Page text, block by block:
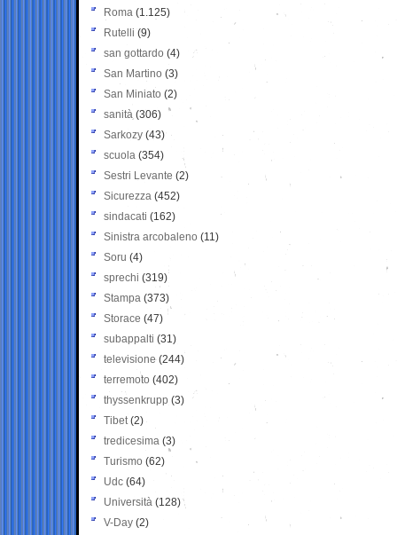
Roma (1.125)
Rutelli (9)
san gottardo (4)
San Martino (3)
San Miniato (2)
sanità (306)
Sarkozy (43)
scuola (354)
Sestri Levante (2)
Sicurezza (452)
sindacati (162)
Sinistra arcobaleno (11)
Soru (4)
sprechi (319)
Stampa (373)
Storace (47)
subappalti (31)
televisione(244)
terremoto (402)
thyssenkrupp (3)
Tibet(2)
tredicesima (3)
Turismo (62)
Udc (64)
Università (128)
V-Day (2)